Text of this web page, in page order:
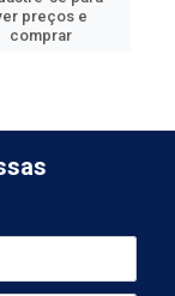
preços e
comprar